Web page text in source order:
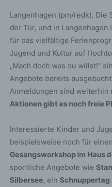
Langenhagen (pm/redk).
der Tür, und in
für das vielfältige
Jugend und Kultur auf
„Mach doch was du willst!“
Angebote bereits
Anmeldungen sind weiterhin
Aktionen gibt es noch freie
Interessierte Kinder und
beispielsweise noch für
Gesangsworkshop im Haus
sportliche Angebote wie
Silbersee, ein Schnuppertag